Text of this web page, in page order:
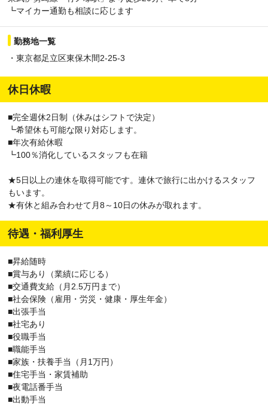
┗マイカー通勤も相談に応じます
勤務地一覧
・東京都足立区東保木間2-25-3
休日休暇
■完全週休2日制（休みはシフトで決定）
┗希望休も可能な限り対応します。
■年次有給休暇
┗100％消化しているスタッフも在籍
★5日以上の連休を取得可能です。連休で旅行に出かけるスタッフ
もいます。
★有休と組み合わせて月8～10日の休みが取れます。
待遇・福利厚生
■昇給随時
■賞与あり（業績に応じる）
■交通費支給（月2.5万円まで）
■社会保険（雇用・労災・健康・厚生年金）
■出張手当
■社宅あり
■役職手当
■職能手当
■家族・扶養手当（月1万円）
■住宅手当・家賃補助
■夜電話番手当
■出動手当